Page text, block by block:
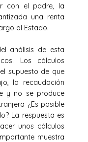
con el padre, la
una renta
al Estado.
análisis de esta
Los cálculos
supuesto de que
la recaudación
y no se produce
¿Es posible
La respuesta es
unos cálculos
muestra